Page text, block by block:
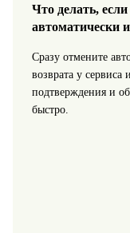
Что делать,
автоматически
Сразу отмените
возврата у
подтверждения и
быстро.